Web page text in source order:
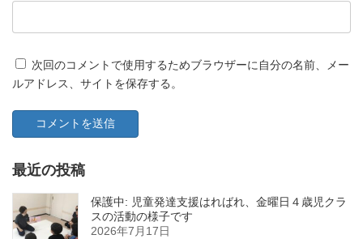
次回のコメントで使用するためブラウザーに自分の名前、メー
ルアドレス、サイトを保存する。
最近の投稿
保護中: 児童発達支援はればれ、金曜日４歳児クラ
スの活動の様子です
2026年7月17日